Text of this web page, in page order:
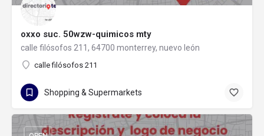
oxxo suc. 50wzw-quimicos mty
calle filósofos 211, 64700 monterrey, nuevo león
calle filósofos 211
Shopping & Supermarkets